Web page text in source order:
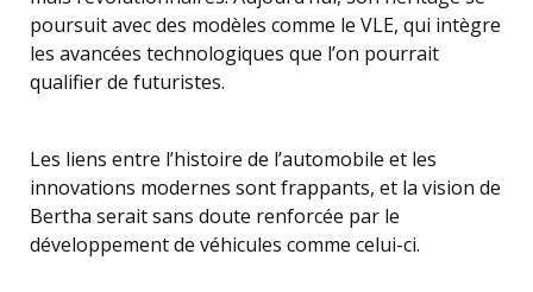
poursuit avec des modèles comme le VLE, qui intègre
les avancées technologiques que l’on pourrait
qualifier de futuristes.
Les liens entre l’histoire de l’automobile et les
innovations modernes sont frappants, et la vision de
Bertha serait sans doute renforcée par le
développement de véhicules comme celui-ci.